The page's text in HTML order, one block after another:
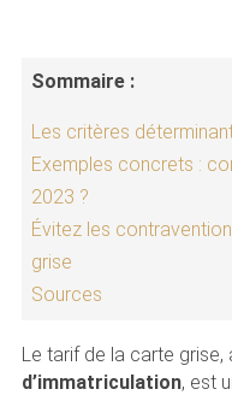
Sommaire :
Les critères
Exemples concrets :
2023 ?
Évitez les
grise
Sources
Le tarif de la carte grise,
d’immatriculation, est